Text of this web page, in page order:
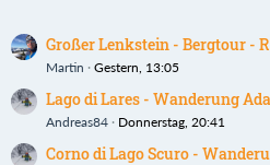
Großer Lenkstein - Bergtour -
Martin Gestern, 13:05
Lago di Lares - Wanderung
Andreas84 Donnerstag, 20:41
Corno di Lago Scuro -